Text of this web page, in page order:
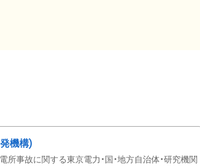
機構)
事故に関する東京電力・国・地方自治体・研究機関